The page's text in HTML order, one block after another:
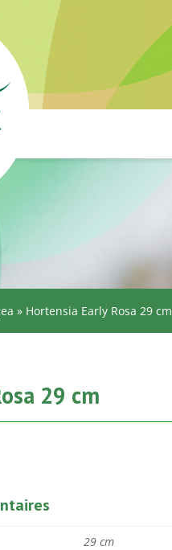
» Hortensia Early Rosa 29 cm
29 cm
29 cm